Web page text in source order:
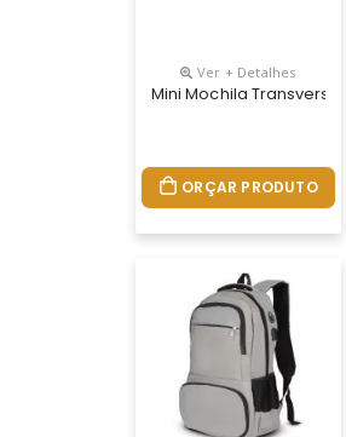
Ver + Detalhes
Mini Mochila
ORÇAR PRODUTO